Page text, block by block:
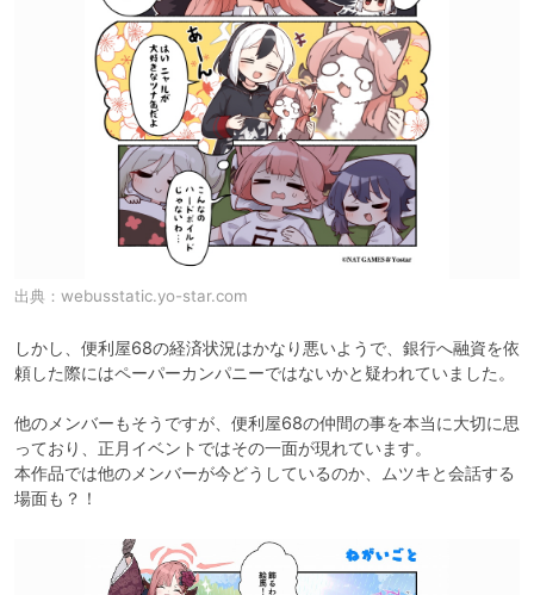
出典： webusstatic.yo-star.com
しかし、便利屋68の経済状況はかなり悪いようで、銀行へ融資を依
頼した際にはペーパーカンパニーではないかと疑われていました。
他のメンバーもそうですが、便利屋68の仲間の事を本当に大切に思
っており、正月イベントではその一面が現れています。
本作品では他のメンバーが今どうしているのか、ムツキと会話する
場面も？！